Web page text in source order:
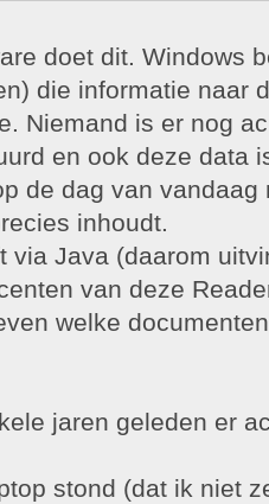
doet dit. Windows
die informatie naar
Niemand is er nog
en ook deze data
de dag van vandaag
inhoudt.
via Java (daarom
van deze
welke
jaren geleden er
stond (dat ik niet